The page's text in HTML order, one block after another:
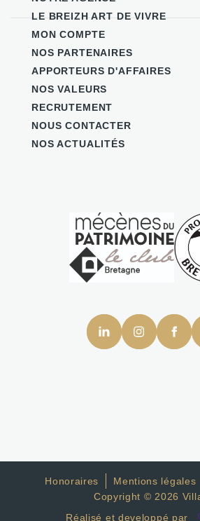
LE BREIZH ART DE VIVRE
MON COMPTE
NOS PARTENAIRES
APPORTEURS D'AFFAIRES
NOS VALEURS
RECRUTEMENT
NOUS CONTACTER
NOS ACTUALITÉS
Honoraires Mentions légales
Copyright © 2026
Réalisé et developpé par